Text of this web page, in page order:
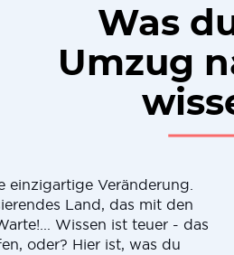
Was
Umzug
einzigartige Veränderung.
Land, das mit den
Wissen ist teuer - das
oder? Hier ist, was du